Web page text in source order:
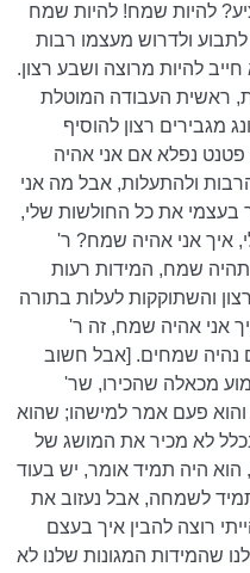
להיות שמח! להיות שמח
לתבוע ולדרוש מעצמו רבות
להיות מרוצה ושבע רצון.
ראשית העבודה המוטלת
מגבירים רצון להוסיף
פטנט נפלא אם אני אהיה
ולהתעלות, אבל מה אני
בעצמי את כל החולשות שלי,
איך אני אהיה שמח? ר'
שמח, המידות רעות
והשתוקקות לעלות בתורה
אני אהיה שמח, זה ר'
נהיה שמחים. [אבל חשוב
מכאלה שהכירו, שר'
פעם אמר למישהו; שהוא
לא מכיר את המושג של
היה תמיד אומר, יש בעוד
לשמחה, אבל נעזוב את
רוצה להבין איך בעצם
שהמידות המגונות שלנו לא